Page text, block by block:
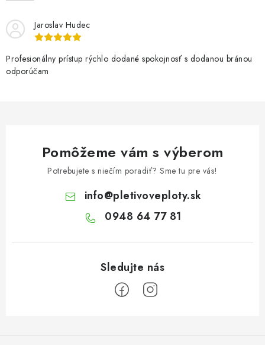
Jaroslav Hudec
Profesionálny prístup rýchlo dodané spokojnosť s dodanou bránou
odporúčam
Pomôžeme vám s výberom
Potrebujete s niečím poradiť? Sme tu pre vás!
info@pletivoveploty.sk
0948 64 77 81